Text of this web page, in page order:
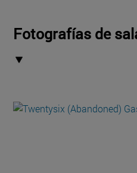
Fotografías de